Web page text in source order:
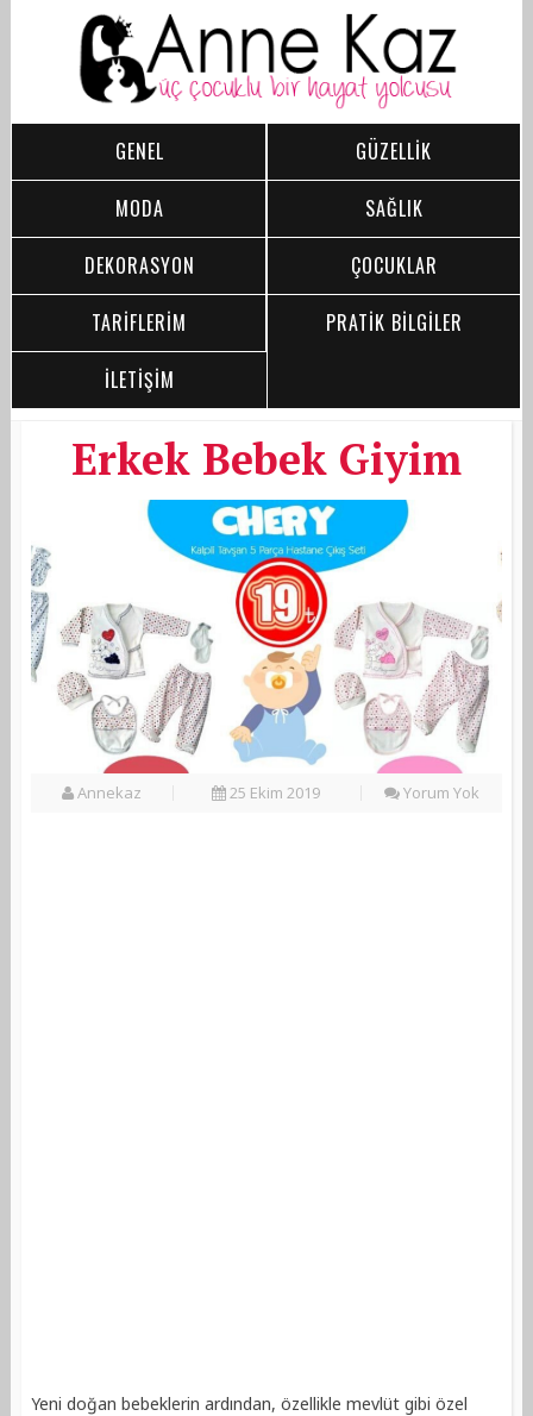
GENEL
GÜZELLİK
MODA
SAĞLIK
DEKORASYON
ÇOCUKLAR
TARİFLERİM
PRATİK BİLGİLER
İLETİŞİM
Erkek Bebek Giyim
Annekaz 25 Ekim 2019 Yorum Yok
Yeni doğan bebeklerin ardından, özellikle mevlüt gibi özel